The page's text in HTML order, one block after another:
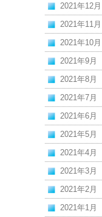
2021年12月
2021年11月
2021年10月
2021年9月
2021年8月
2021年7月
2021年6月
2021年5月
2021年4月
2021年3月
2021年2月
2021年1月